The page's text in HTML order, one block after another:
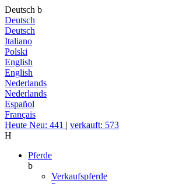
Deutsch b
Deutsch
Deutsch
Italiano
Polski
English
English
Nederlands
Nederlands
Español
Français
Heute Neu: 441 | verkauft: 573
H
Pferde
b
Verkaufspferde